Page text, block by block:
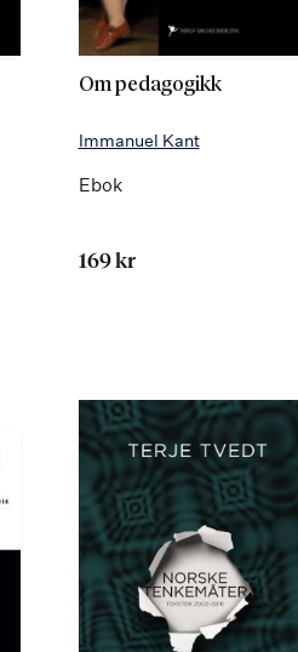
Om pedagogikk
Immanuel Kant
Ebok
169 kr